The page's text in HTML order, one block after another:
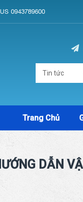
0943789600
Trang Chủ
DẪN